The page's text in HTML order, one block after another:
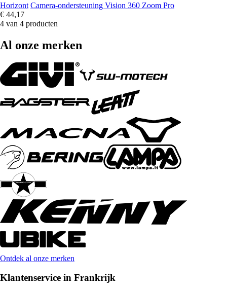
Horizont Camera-ondersteuning Vision 360 Zoom Pro
€ 44,17
4 van 4 producten
Al onze merken
Ontdek al onze merken
Klantenservice in Frankrijk